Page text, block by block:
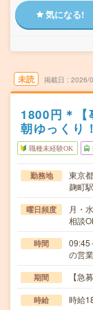
気になる!
未読 掲載日 2026/
1800円＊【
朝ゆっくり
職種未経験OK
勤務地
東京
麹町
曜日頻度
月・
相談
時間
09:45
の営
期間 【急
時給 時給